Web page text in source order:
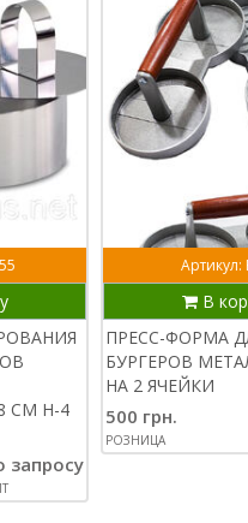
СМ H-4
запросу
Артикул:
В
ПРЕСС-ФОРМА
БУРГЕРОВ
НА 2 ЯЧЕЙКИ
500 грн.
РОЗНИЦА